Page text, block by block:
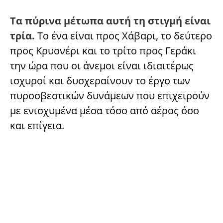
Τα πύρινα μέτωπα αυτή τη στιγμή είναι
τρία. Το ένα είναι προς Χάβαρι, το δεύτερο
προς Κρυονέρι και το τρίτο προς Γεράκι
την ώρα που οι άνεμοι είναι ιδιαιτέρως
ισχυροί και δυσχεραίνουν το έργο των
πυροσβεστικών δυνάμεων που επιχειρούν
με ενισχυμένα μέσα τόσο από αέρος όσο
και επίγεια.